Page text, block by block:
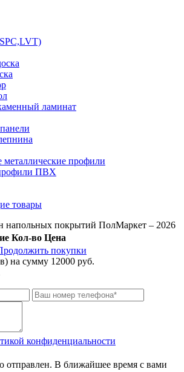
ламинат
металлические профили
ПВХ
товары
напольных покрытий ПолМаркет – 2026
Кол-во Цена
покупки
на сумму 12000 руб.
конфиденциальности
отправлен. В ближайшее время с вами